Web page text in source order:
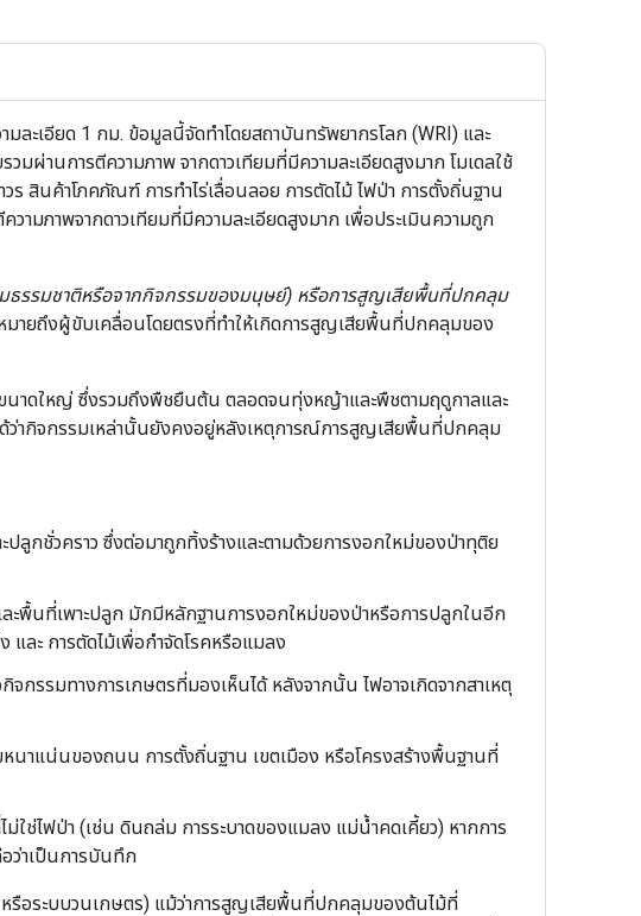
ะเอียด 1 กม. ข้อมูลนี้จัดทำโดยสถาบันทรัพยากรโลก (WRI) และ
ผ่านการตีความภาพ จากดาวเทียมที่มีความละเอียดสูงมาก โมเดลใช้
ร สินค้าโภคภัณฑ์ การทำไร่เลื่อนลอย การตัดไม้ ไฟป่า การตั้งถิ่นฐาน
ามภาพจากดาวเทียมที่มีความละเอียดสูงมาก เพื่อประเมินความถูก
ธรรมชาติหรือจากกิจกรรมของมนุษย์) หรือการสูญเสียพื้นที่ปกคลุม
มายถึงผู้ขับเคลื่อนโดยตรงที่ทำให้เกิดการสูญเสียพื้นที่ปกคลุมของ
ขนาดใหญ่ ซึ่งรวมถึงพืชยืนต้น ตลอดจนทุ่งหญ้าและพืชตามฤดูกาลและ
ว่ากิจกรรมเหล่านั้นยังคงอยู่หลังเหตุการณ์การสูญเสียพื้นที่ปกคลุม
ลูกชั่วคราว ซึ่งต่อมาถูกทิ้งร้างและตามด้วยการงอกใหม่ของป่าทุติย
ละพื้นที่เพาะปลูก มักมีหลักฐานการงอกใหม่ของป่าหรือการปลูกในอีก
ละ การตัดไม้เพื่อกำจัดโรคหรือแมลง
รรมทางการเกษตรที่มองเห็นได้ หลังจากนั้น ไฟอาจเกิดจากสาเหตุ
นาแน่นของถนน การตั้งถิ่นฐาน เขตเมือง หรือโครงสร้างพื้นฐานที่
ไฟป่า (เช่น ดินถล่ม การระบาดของแมลง แม่น้ำคดเคี้ยว) หากการ
ว่าเป็นการบันทึก
รือระบบวนเกษตร) แม้ว่าการสูญเสียพื้นที่ปกคลุมของต้นไม้ที่